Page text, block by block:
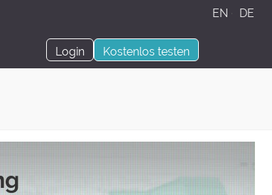
EN · DE
Login Kostenlos testen